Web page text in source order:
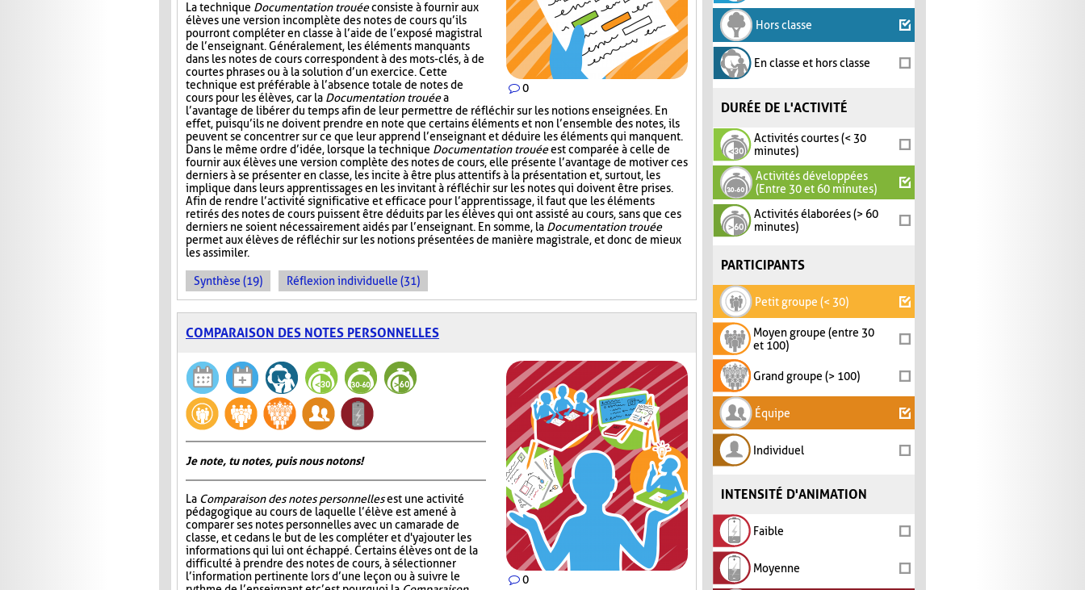
Hors classe
En classe et hors classe
DURÉE DE L'ACTIVITÉ
Activités courtes (< 30
minutes)
Activités développées
(Entre 30 et 60 minutes)
Activités élaborées (> 60
minutes)
PARTICIPANTS
Petit groupe (< 30)
Moyen groupe (entre 30
et 100)
Grand groupe (> 100)
Équipe
Individuel
INTENSITÉ D'ANIMATION
Faible
Moyenne
0
La technique Documentation trouéeconsiste à fournir aux
élèves une version incomplète des notes de cours qu’ils
pourront compléter en classe à l’aide de l’exposé magistral
de l’enseignant. Généralement, les éléments manquants
dans les notes de cours correspondent à des mots-clés, à de
courtes phrases ou à la solution d’un exercice. Cette
technique est préférable à l’absence totale de notes de
cours pour les élèves, car la Documentation trouéea
l’avantage de libérer du temps afin de leur permettre de réfléchir sur les notions enseignées. En
effet, puisqu’ils ne doivent prendre en note que certains éléments et non l’ensemble des notes, ils
peuvent se concentrer sur ce que leur apprend l’enseignant et déduire les éléments qui manquent.
Dans le même ordre d’idée, lorsque la technique Documentation trouéeest comparée à celle de
fournir aux élèves une version complète des notes de cours, elle présente l’avantage de motiver ces
derniers à se présenter en classe, les incite à être plus attentifs à la présentation et, surtout, les
implique dans leurs apprentissages en les invitant à réfléchir sur les notes qui doivent être prises.
Afin de rendre l’activité significative et efficace pour l’apprentissage, il faut que les éléments
retirés des notes de cours puissent être déduits par les élèves qui ont assisté au cours, sans que ces
derniers ne soient nécessairement aidés par l’enseignant. En somme, la Documentation trouée
permet aux élèves de réfléchir sur les notions présentées de manière magistrale, et donc de mieux
les assimiler.
Synthèse (19) Réflexion individuelle (31)
COMPARAISON DES NOTES PERSONNELLES
0
Je note, tu notes, puis nous notons!
La Comparaison des notes personnellesest une activité
pédagogique au cours de laquelle l’élève est amené à
comparer ses notes personnelles avec un camarade de
classe, et ce dans le but de les compléter et d'y ajouter les
informations qui lui ont échappé. Certains élèves ont de la
difficulté à prendre des notes de cours, à sélectionner
l’information pertinente lors d’une leçon ou à suivre le